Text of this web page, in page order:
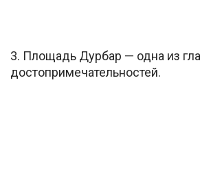
3. Площадь Дурбар — одна из
достопримечательностей.